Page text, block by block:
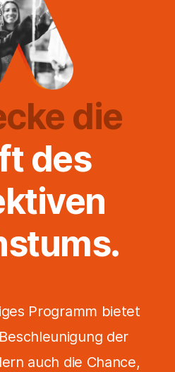
die
des
Programm bietet
der
auch die Chance,